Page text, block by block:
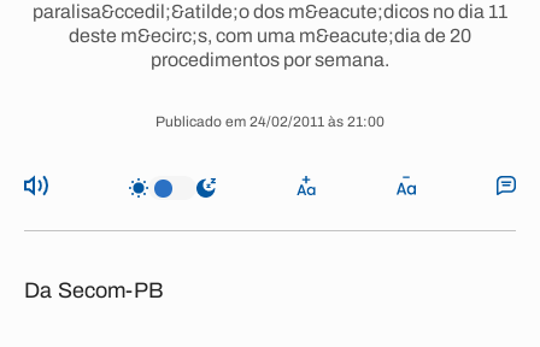
paralisa&ccedil;&atilde;o dos m&eacute;dicos no dia 11
deste m&ecirc;s, com uma m&eacute;dia de 20
procedimentos por semana.
Publicado em 24/02/2011 às 21:00
Da Secom-PB